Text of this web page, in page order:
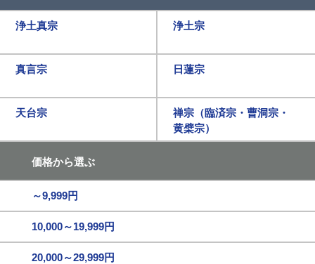
浄土真宗 浄土宗
真言宗 日蓮宗
天台宗
禅宗（臨済宗・曹洞宗・
黄檗宗）
価格から選ぶ
～9,999円
10,000～19,999円
20,000～29,999円